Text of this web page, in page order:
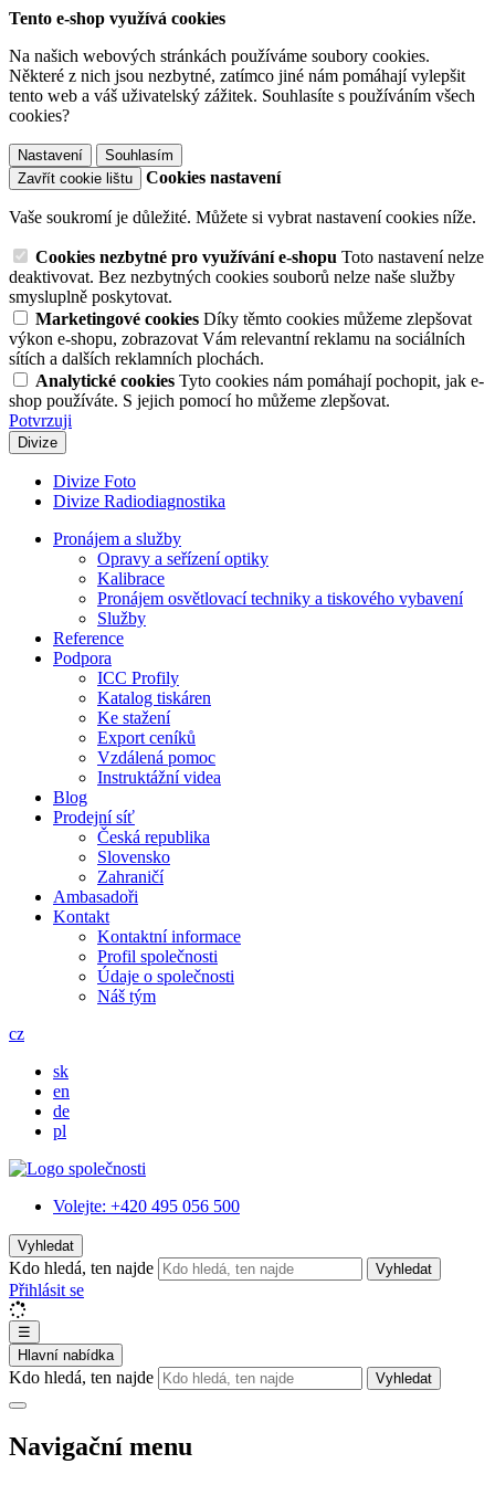
Tento e-shop využívá cookies
Na našich webových stránkách používáme soubory cookies.
Některé z nich jsou nezbytné, zatímco jiné nám pomáhají vylepšit
tento web a váš uživatelský zážitek. Souhlasíte s používáním všech
cookies?
Nastavení
Souhlasím
Zavřít cookie lištu
Cookies nastavení
Vaše soukromí je důležité. Můžete si vybrat nastavení cookies níže.
Cookies nezbytné pro využívání e-shopu Toto nastavení nelze
deaktivovat. Bez nezbytných cookies souborů nelze naše služby
smysluplně poskytovat.
Marketingové cookies Díky těmto cookies můžeme zlepšovat
výkon e-shopu, zobrazovat Vám relevantní reklamu na sociálních
sítích a dalších reklamních plochách.
Analytické cookies Tyto cookies nám pomáhají pochopit, jak e-
shop používáte. S jejich pomocí ho můžeme zlepšovat.
Potvrzuji
Divize
Divize Foto
Divize Radiodiagnostika
Pronájem a služby
Opravy a seřízení optiky
Kalibrace
Pronájem osvětlovací techniky a tiskového vybavení
Služby
Reference
Podpora
ICC Profily
Katalog tiskáren
Ke stažení
Export ceníků
Vzdálená pomoc
Instruktážní videa
Blog
Prodejní síť
Česká republika
Slovensko
Zahraničí
Ambasadoři
Kontakt
Kontaktní informace
Profil společnosti
Údaje o společnosti
Náš tým
cz
sk
en
de
pl
Volejte: +420 495 056 500
Vyhledat
Kdo hledá, ten najde Vyhledat
Přihlásit se
☰
Hlavní nabídka
Kdo hledá, ten najde Vyhledat
Navigační menu